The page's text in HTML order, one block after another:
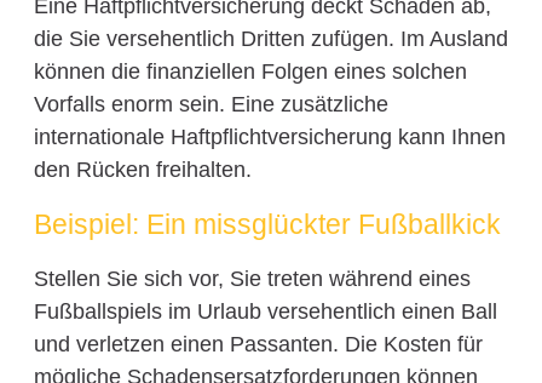
Eine Haftpflichtversicherung deckt Schäden ab,
die Sie versehentlich Dritten zufügen. Im Ausland
können die finanziellen Folgen eines solchen
Vorfalls enorm sein. Eine zusätzliche
internationale Haftpflichtversicherung kann Ihnen
den Rücken freihalten.
Beispiel: Ein missglückter Fußballkick
Stellen Sie sich vor, Sie treten während eines
Fußballspiels im Urlaub versehentlich einen Ball
und verletzen einen Passanten. Die Kosten für
mögliche Schadensersatzforderungen können